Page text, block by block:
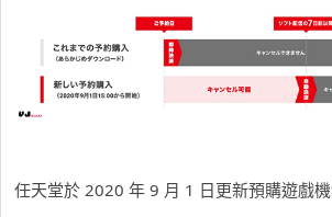
任天堂於 2020 年 9 月 1 日更新預購遊戲機